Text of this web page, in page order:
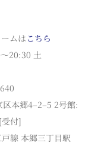
ムはこちら
〜20:30 土
区本郷4–2–5 2号館:
受付]
線 本郷三丁目駅